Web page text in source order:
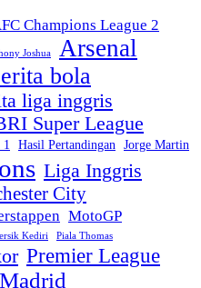
Champions League 2
Joshua Arsenal
bola
liga inggris
Super League
Hasil Pertandingan Jorge Martin
Liga Inggris
City
MotoGP
Kediri Piala Thomas
Premier League